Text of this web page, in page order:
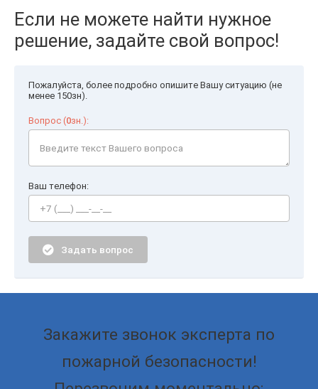
Если не можете найти нужное
решение, задайте свой вопрос!
Пожалуйста, более подробно опишите Вашу ситуацию (не
менее 150зн).
Вопрос (0зн.):
Ваш телефон:
Задать вопрос
Закажите звонок эксперта по
пожарной безопасности!